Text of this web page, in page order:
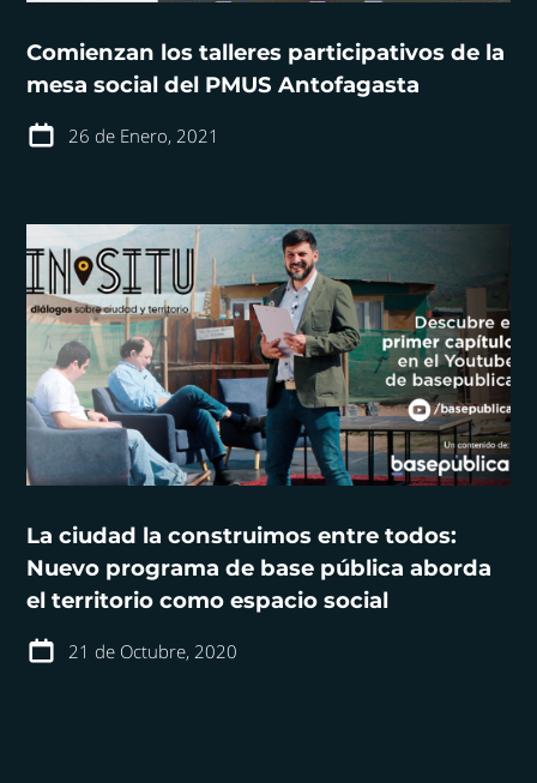
Comienzan los talleres participativos de la
mesa social del PMUS Antofagasta
26 de Enero, 2021
La ciudad la construimos entre todos:
Nuevo programa de base pública aborda
el territorio como espacio social
21 de Octubre, 2020